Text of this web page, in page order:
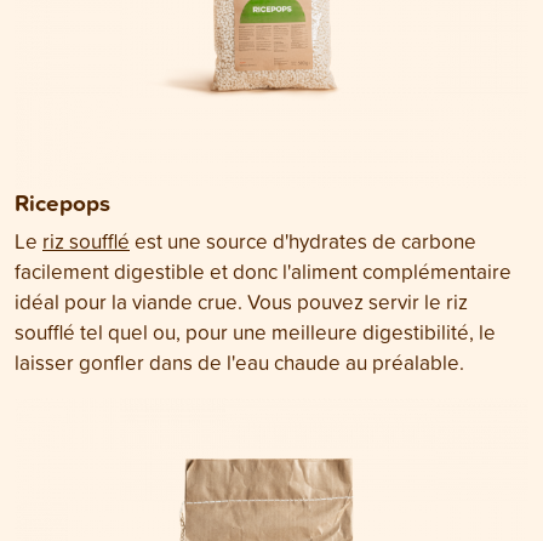
Ricepops
Le riz soufflé est une source d'hydrates de carbone
facilement digestible et donc l'aliment complémentaire
idéal pour la viande crue. Vous pouvez servir le riz
soufflé tel quel ou, pour une meilleure digestibilité, le
laisser gonfler dans de l'eau chaude au préalable.